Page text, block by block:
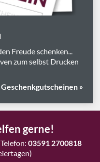
Freude schenken...
zum selbst Drucken
»
gerne!
03591 2700818